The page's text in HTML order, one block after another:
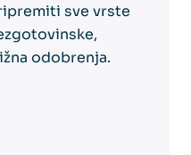
sve vrste
odobrenja.